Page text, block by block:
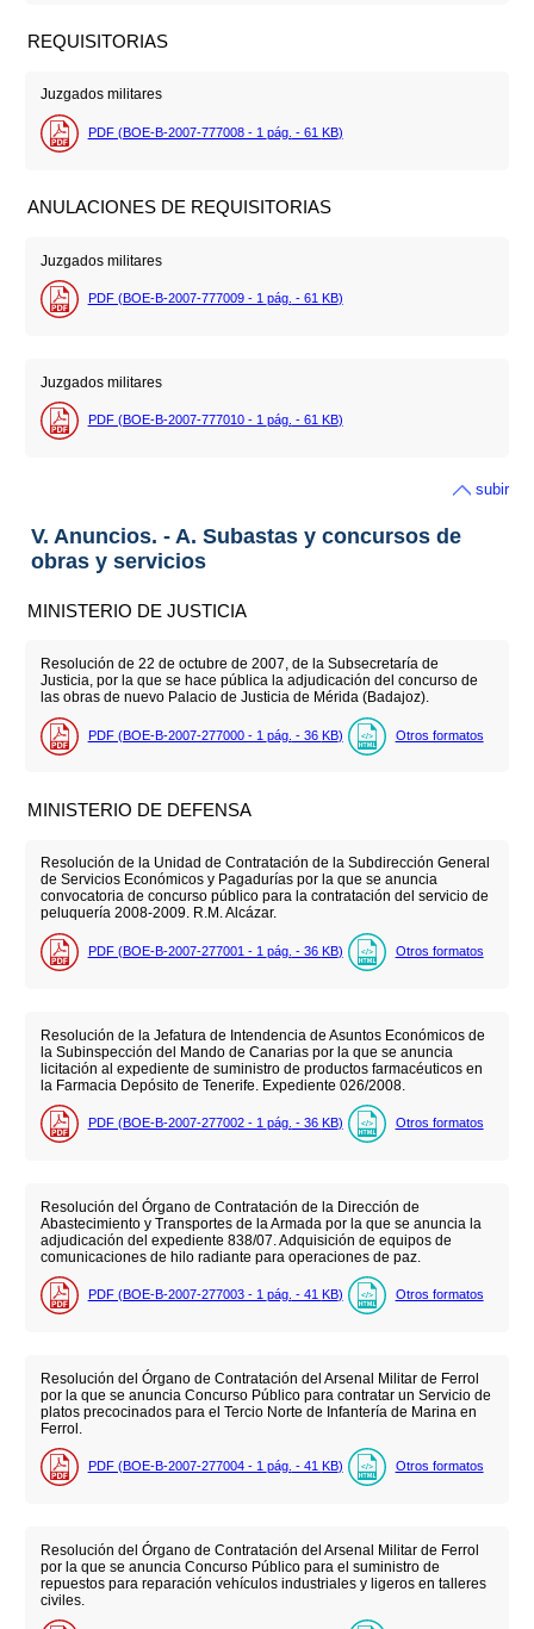
REQUISITORIAS
Juzgados militares
PDF (BOE-B-2007-777008 - 1 pág. - 61 KB)
ANULACIONES DE REQUISITORIAS
Juzgados militares
PDF (BOE-B-2007-777009 - 1 pág. - 61 KB)
Juzgados militares
PDF (BOE-B-2007-777010 - 1 pág. - 61 KB)
subir
V. Anuncios. - A. Subastas y concursos de
obras y servicios
MINISTERIO DE JUSTICIA
Resolución de 22 de octubre de 2007, de la Subsecretaría de
Justicia, por la que se hace pública la adjudicación del concurso de
las obras de nuevo Palacio de Justicia de Mérida (Badajoz).
PDF (BOE-B-2007-277000 - 1 pág. - 36 KB) Otros formatos
MINISTERIO DE DEFENSA
Resolución de la Unidad de Contratación de la Subdirección General
de Servicios Económicos y Pagadurías por la que se anuncia
convocatoria de concurso público para la contratación del servicio de
peluquería 2008-2009. R.M. Alcázar.
PDF (BOE-B-2007-277001 - 1 pág. - 36 KB) Otros formatos
Resolución de la Jefatura de Intendencia de Asuntos Económicos de
la Subinspección del Mando de Canarias por la que se anuncia
licitación al expediente de suministro de productos farmacéuticos en
la Farmacia Depósito de Tenerife. Expediente 026/2008.
PDF (BOE-B-2007-277002 - 1 pág. - 36 KB) Otros formatos
Resolución del Órgano de Contratación de la Dirección de
Abastecimiento y Transportes de la Armada por la que se anuncia la
adjudicación del expediente 838/07. Adquisición de equipos de
comunicaciones de hilo radiante para operaciones de paz.
PDF (BOE-B-2007-277003 - 1 pág. - 41 KB) Otros formatos
Resolución del Órgano de Contratación del Arsenal Militar de Ferrol
por la que se anuncia Concurso Público para contratar un Servicio de
platos precocinados para el Tercio Norte de Infantería de Marina en
Ferrol.
PDF (BOE-B-2007-277004 - 1 pág. - 41 KB) Otros formatos
Resolución del Órgano de Contratación del Arsenal Militar de Ferrol
por la que se anuncia Concurso Público para el suministro de
repuestos para reparación vehículos industriales y ligeros en talleres
civiles.